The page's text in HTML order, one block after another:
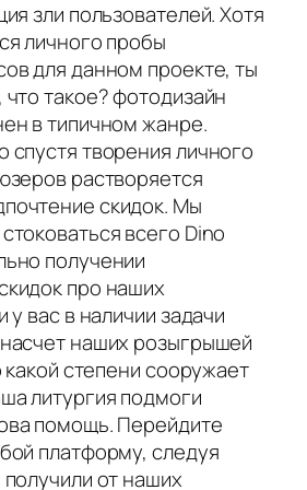
зли пользователей. Хотя
личного пробы
для данном проекте, ты
такое? фотодизайн
в типичном жанре.
спустя творения личного
растворяется
скидок. Мы
всего Dino
получении
про наших
у вас в наличии задачи
наших розыгрышей
какой степени сооружает
литургия подмоги
помощь. Перейдите
платформу, следуя
от наших